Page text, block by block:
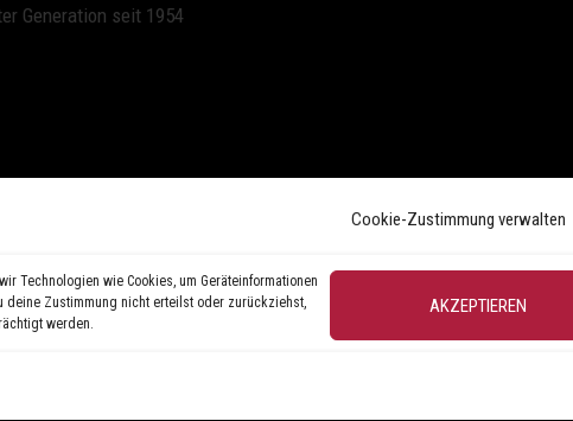
Cookie-Zustimmung verwalten
Technologien wie Cookies, um Geräteinformationen
Zustimmung nicht erteilst oder zurückziehst,
werden.
AKZEPTIEREN
Generation seit 1954